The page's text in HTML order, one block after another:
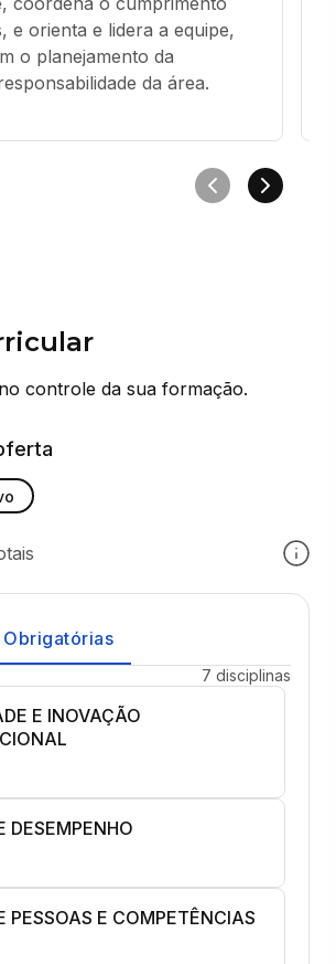
e orienta e lidera a equipe,
o planejamento da
da área.
controle da sua formação.
Obrigatórias
7 disciplinas
E INOVAÇÃO
DESEMPENHO
PESSOAS E COMPETÊNCIAS